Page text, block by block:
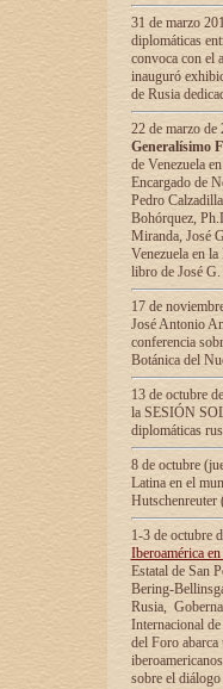
31 de marzo
diplomáticas
convoca con el
inauguró
de Rusia
22 de marzo
Generalísimo
de Venezuela
Encargado de
Pedro
Bohórquez,
Miranda, José
Venezuela en
libro de José
17 de
José Antonio
conferencia
Botánica del
13 de octubre
la SESIÓN
diplomáticas
8 de octubre
Latina en el
1-3 de octubre
Iberoamérica
Estatal de San
Bering-
Rusia,
Internacional
del Foro
sobre el